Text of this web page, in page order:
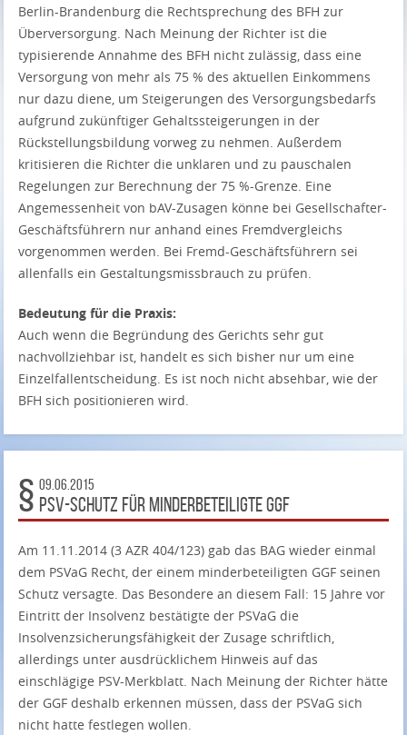
Berlin-Brandenburg die Rechtsprechung des BFH zur
Überversorgung. Nach Meinung der Richter ist die
typisierende Annahme des BFH nicht zulässig, dass eine
Versorgung von mehr als 75 % des aktuellen Einkommens
nur dazu diene, um Steigerungen des Versorgungsbedarfs
aufgrund zukünftiger Gehaltssteigerungen in der
Rückstellungsbildung vorweg zu nehmen. Außerdem
kritisieren die Richter die unklaren und zu pauschalen
Regelungen zur Berechnung der 75 %-Grenze. Eine
Angemessenheit von bAV-Zusagen könne bei Gesellschafter-
Geschäftsführern nur anhand eines Fremdvergleichs
vorgenommen werden. Bei Fremd-Geschäftsführern sei
allenfalls ein Gestaltungsmissbrauch zu prüfen.
Bedeutung für die Praxis:
Auch wenn die Begründung des Gerichts sehr gut
nachvollziehbar ist, handelt es sich bisher nur um eine
Einzelfallentscheidung. Es ist noch nicht absehbar, wie der
BFH sich positionieren wird.
09.06.2015
PSV-Schutz für minderbeteiligte GGF
Am 11.11.2014 (3 AZR 404/123) gab das BAG wieder einmal
dem PSVaG Recht, der einem minderbeteiligten GGF seinen
Schutz versagte. Das Besondere an diesem Fall: 15 Jahre vor
Eintritt der Insolvenz bestätigte der PSVaG die
Insolvenzsicherungsfähigkeit der Zusage schriftlich,
allerdings unter ausdrücklichem Hinweis auf das
einschlägige PSV-Merkblatt. Nach Meinung der Richter hätte
der GGF deshalb erkennen müssen, dass der PSVaG sich
nicht hatte festlegen wollen.